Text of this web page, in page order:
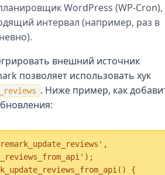
WordPress (WP-Cron),
интервал (например, раз в
внешний источник
позволяет использовать хук
. Ниже пример, как
{